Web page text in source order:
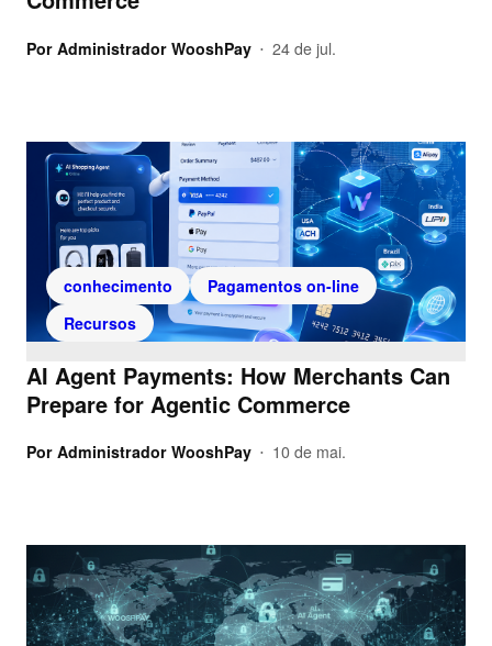
Por Administrador WooshPay • 24 de jul.
conhecimento
Pagamentos on-line
Recursos
AI Agent Payments: How Merchants Can
Prepare for Agentic Commerce
Por Administrador WooshPay • 10 de mai.